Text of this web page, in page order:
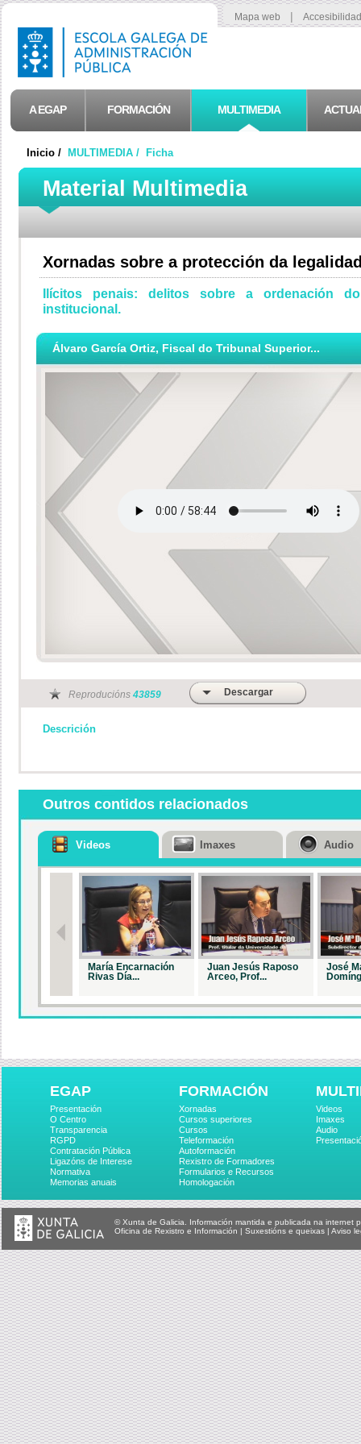
Mapa web |
A EGAP FORMACIÓN MULTIMEDIA
Inicio / MULTIMEDIA / Ficha
Material Multimedia
Xornadas sobre a protección da
Ilícitos penais: delitos sobre a ordenación
institucional.
Álvaro García Ortiz, Fiscal do Tribunal Superior...
Reproducións 43859 Descargar
Descrición
Outros contidos relacionados
Videos
María Encarnación
Rivas Día...
Juan Jesús Raposo
Arceo, Prof...
José
Imaxes Audio
EGAP
Presentación
O Centro
Transparencia
RGPD
Contratación Pública
Ligazóns de Interese
Normativa
Memorias anuais
FORMACIÓN
Xornadas
Cursos superiores
Cursos
Teleformación
Autoformación
Rexistro de Formadores
Formularios e Recursos
Homologación
Videos
Imaxes
Audio
© Xunta de Galicia. Información mantida e publicada na internet
Oficina de Rexistro e Información | Suxestións e queixas | Aviso